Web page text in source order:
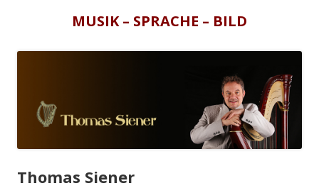
MUSIK – SPRACHE – BILD
Thomas Siener